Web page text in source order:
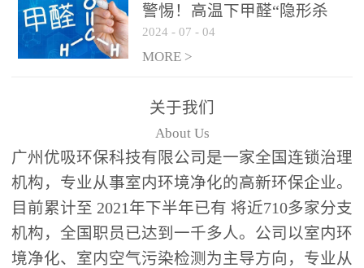
警惕！高温下甲醛“隐形杀
手”来袭，你的家安全吗？
2024 - 07 - 04
MORE >
关于我们
About Us
广州优吸环保科技有限公司是一家全国连锁治理
机构，专业从事室内环境净化的高新环保企业。
目前累计至 2021年下半年已有 将近710多家分支
机构，全国职员已达到一千多人。公司以室内环
境净化、室内空气污染检测为主导方向，专业从